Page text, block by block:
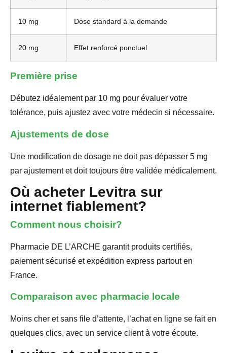
10 mg Dose standard à la demande
20 mg Effet renforcé ponctuel
Première prise
Débutez idéalement par 10 mg pour évaluer votre
tolérance, puis ajustez avec votre médecin si nécessaire.
Ajustements de dose
Une modification de dosage ne doit pas dépasser 5 mg
par ajustement et doit toujours être validée médicalement.
Où acheter Levitra sur
internet fiablement?
Comment nous choisir?
Pharmacie DE L’ARCHE garantit produits certifiés,
paiement sécurisé et expédition express partout en
France.
Comparaison avec pharmacie locale
Moins cher et sans file d’attente, l’achat en ligne se fait en
quelques clics, avec un service client à votre écoute.